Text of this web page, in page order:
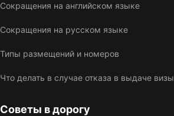
Сокращения на английском языке
Сокращения на русском языке
Типы размещений и номеров
Что делать в случае отказа в выдаче визы
Советы в дорогу